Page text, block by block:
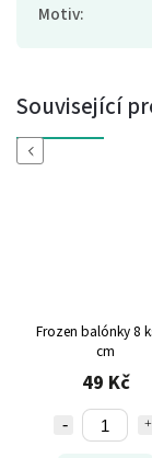
Motiv:
Související
Previous
Frozen balónky 8
cm
49 Kč